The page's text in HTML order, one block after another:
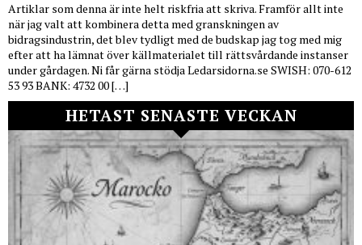
Artiklar som denna är inte helt riskfria att skriva. Framför allt inte
när jag valt att kombinera detta med granskningen av
bidragsindustrin, det blev tydligt med de budskap jag tog med mig
efter att ha lämnat över källmaterialet till rättsvårdande instanser
under gårdagen. Ni får gärna stödja Ledarsidorna.se SWISH: 070-612
53 93 BANK: 4732 00 […]
HETAST SENASTE VECKAN